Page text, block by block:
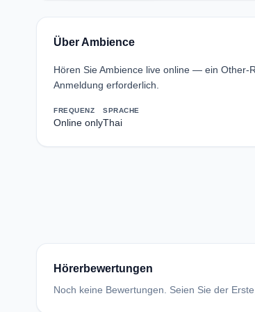
Über Ambience
Hören Sie Ambience live online — ein
Anmeldung erforderlich.
FREQUENZ
Online only
SPRACHE
Thai
Hörerbewertungen
Noch keine Bewertungen. Seien Sie der